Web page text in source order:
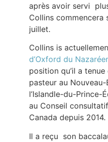
après avoir servi
Collins commencera
juillet.
Collins is
d’Oxford du
position qu’il a
pasteur au
l’Islandle-du-
au Conseil
Canada depuis 2014.
Il a reçu son